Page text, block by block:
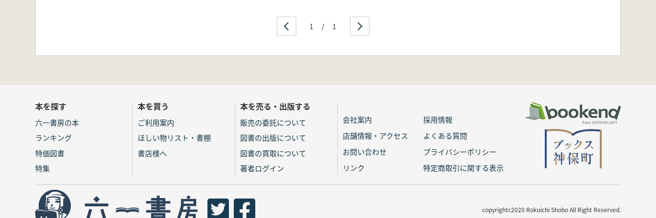
1 / 1
本を探す
六一書房の本
ランキング
特価図書
特集
本を買う
ご利用案内
ほしい物リスト・書棚
書店様へ
本を売る・出版する
販売の委託について
図書の出版について
図書の買取について
著者ログイン
会社案内
採用情報
店舗情報・アクセス
よくある質問
お問い合わせ
プライバシーポリシー
リンク
特定商取引に関する表示
copyrightc2020 Rokuichi Shobo All Right Reserved.